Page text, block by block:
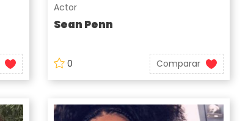
Actor
Sean Penn
0 Comparar